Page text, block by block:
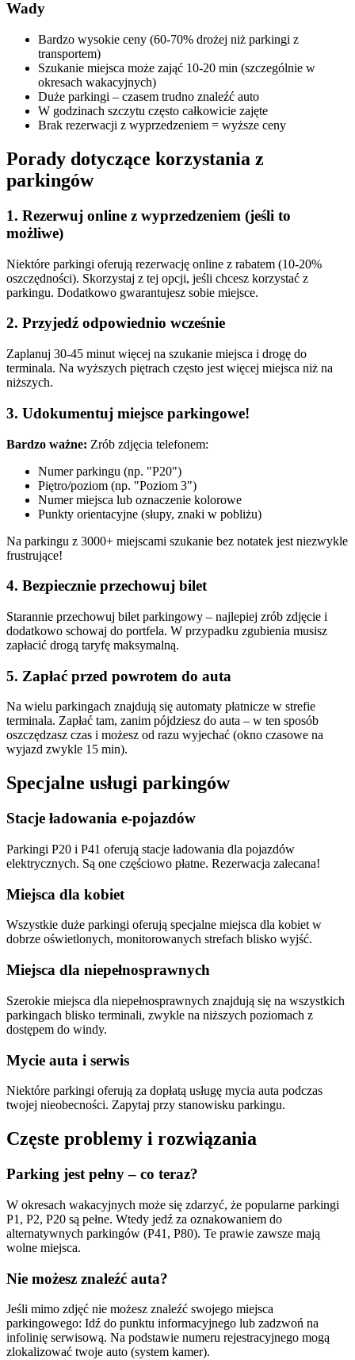
Wady
Bardzo wysokie ceny (60-70% drożej niż parkingi z
transportem)
Szukanie miejsca może zająć 10-20 min (szczególnie w
okresach wakacyjnych)
Duże parkingi – czasem trudno znaleźć auto
W godzinach szczytu często całkowicie zajęte
Brak rezerwacji z wyprzedzeniem = wyższe ceny
Porady dotyczące korzystania z
parkingów
1. Rezerwuj online z wyprzedzeniem (jeśli to
możliwe)
Niektóre parkingi oferują rezerwację online z rabatem (10-20%
oszczędności). Skorzystaj z tej opcji, jeśli chcesz korzystać z
parkingu. Dodatkowo gwarantujesz sobie miejsce.
2. Przyjedź odpowiednio wcześnie
Zaplanuj 30-45 minut więcej na szukanie miejsca i drogę do
terminala. Na wyższych piętrach często jest więcej miejsca niż na
niższych.
3. Udokumentuj miejsce parkingowe!
Bardzo ważne: Zrób zdjęcia telefonem:
Numer parkingu (np. "P20")
Piętro/poziom (np. "Poziom 3")
Numer miejsca lub oznaczenie kolorowe
Punkty orientacyjne (słupy, znaki w pobliżu)
Na parkingu z 3000+ miejscami szukanie bez notatek jest niezwykle
frustrujące!
4. Bezpiecznie przechowuj bilet
Starannie przechowuj bilet parkingowy – najlepiej zrób zdjęcie i
dodatkowo schowaj do portfela. W przypadku zgubienia musisz
zapłacić drogą taryfę maksymalną.
5. Zapłać przed powrotem do auta
Na wielu parkingach znajdują się automaty płatnicze w strefie
terminala. Zapłać tam, zanim pójdziesz do auta – w ten sposób
oszczędzasz czas i możesz od razu wyjechać (okno czasowe na
wyjazd zwykle 15 min).
Specjalne usługi parkingów
Stacje ładowania e-pojazdów
Parkingi P20 i P41 oferują stacje ładowania dla pojazdów
elektrycznych. Są one częściowo płatne. Rezerwacja zalecana!
Miejsca dla kobiet
Wszystkie duże parkingi oferują specjalne miejsca dla kobiet w
dobrze oświetlonych, monitorowanych strefach blisko wyjść.
Miejsca dla niepełnosprawnych
Szerokie miejsca dla niepełnosprawnych znajdują się na wszystkich
parkingach blisko terminali, zwykle na niższych poziomach z
dostępem do windy.
Mycie auta i serwis
Niektóre parkingi oferują za dopłatą usługę mycia auta podczas
twojej nieobecności. Zapytaj przy stanowisku parkingu.
Częste problemy i rozwiązania
Parking jest pełny – co teraz?
W okresach wakacyjnych może się zdarzyć, że popularne parkingi
P1, P2, P20 są pełne. Wtedy jedź za oznakowaniem do
alternatywnych parkingów (P41, P80). Te prawie zawsze mają
wolne miejsca.
Nie możesz znaleźć auta?
Jeśli mimo zdjęć nie możesz znaleźć swojego miejsca
parkingowego: Idź do punktu informacyjnego lub zadzwoń na
infolinię serwisową. Na podstawie numeru rejestracyjnego mogą
zlokalizować twoje auto (system kamer).